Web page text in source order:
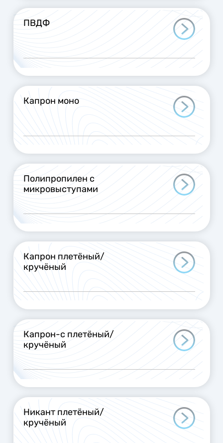
ПВДФ
Капрон моно
Полипропилен с
микровыступами
Капрон плетёный/
кручёный
Капрон-с плетёный/
кручёный
Никант плетёный/
кручёный